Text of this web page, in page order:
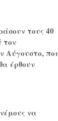
τους 40
τον
Αύγουστο,
έρθουν
να